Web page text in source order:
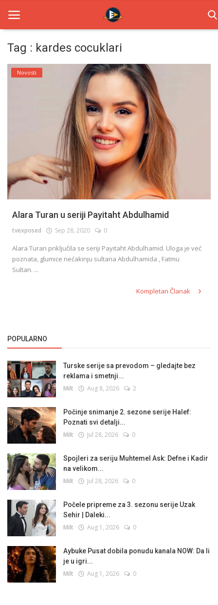
Home
Contact
Login
Register
English
Tag : kardes cocuklari
Novosti
Alara Turan u seriji Payitaht Abdulhamid
tvexposed Sep 28, 2020 0
Alara Turan priključila se seriji Payitaht Abdulhamid. Uloga je već
poznata, glumice nećakinju sultana Abdulhamida , Fatmu
Sultan. ...
Kompletan Članak
POPULARNO
Turske serije sa prevodom – gledajte bez
reklama i smetnji...
Milt Aug 8, 2026 2
Počinje snimanje 2. sezone serije Halef:
Poznati svi detalji...
Milt Jul 28, 2026 0
Spojleri za seriju Muhtemel Ask: Defne i Kadir
na velikom...
Milt Jul 28, 2026 0
Počele pripreme za 3. sezonu serije Uzak
Sehir | Daleki...
Milt Aug 1, 2026 0
Aybuke Pusat dobila ponudu kanala NOW: Da li
je u igri...
Milt Aug 1, 2026 0